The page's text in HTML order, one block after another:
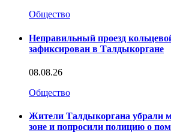
Общество
Неправильный проезд
зафиксирован в Талдыкоргане
08.08.26
Общество
Жители Талдыкоргана убрали
зоне и попросили полицию о